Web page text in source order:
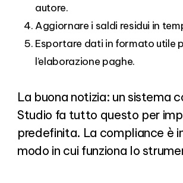
autore.
Aggiornare i saldi residui in
Esportare dati in formato utile
l’elaborazione paghe.
La buona notizia: un sistema
Studio fa tutto questo per
predefinita. La compliance è
modo in cui funziona lo